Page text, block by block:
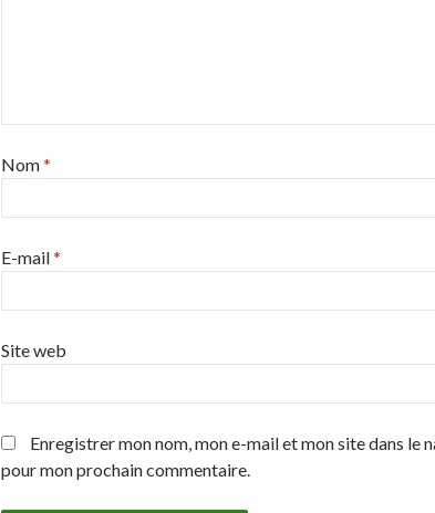
Nom*
E-mail*
Site web
Enregistrer mon nom, mon e-mail et mon site dans le
pour mon prochain commentaire.